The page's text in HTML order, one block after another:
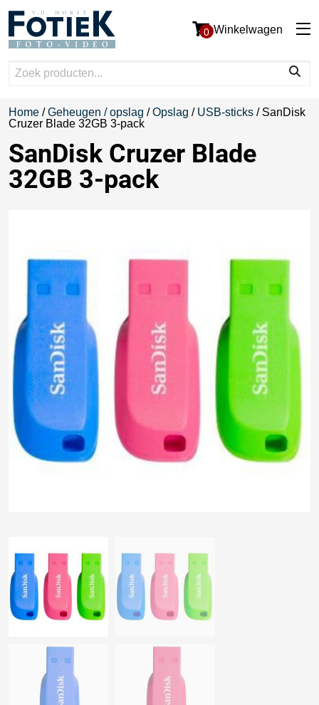
0 Winkelwagen
Home /Geheugen / opslag /Opslag / USB-sticks / SanDisk
Cruzer Blade 32GB 3-pack
SanDisk Cruzer Blade
32GB 3-pack